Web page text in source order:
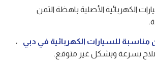
الكهربائية الأصلية باهظة الثمن
للسيارات الكهربائية في دبي
،
بسرعة وبشكل غير متوقع.